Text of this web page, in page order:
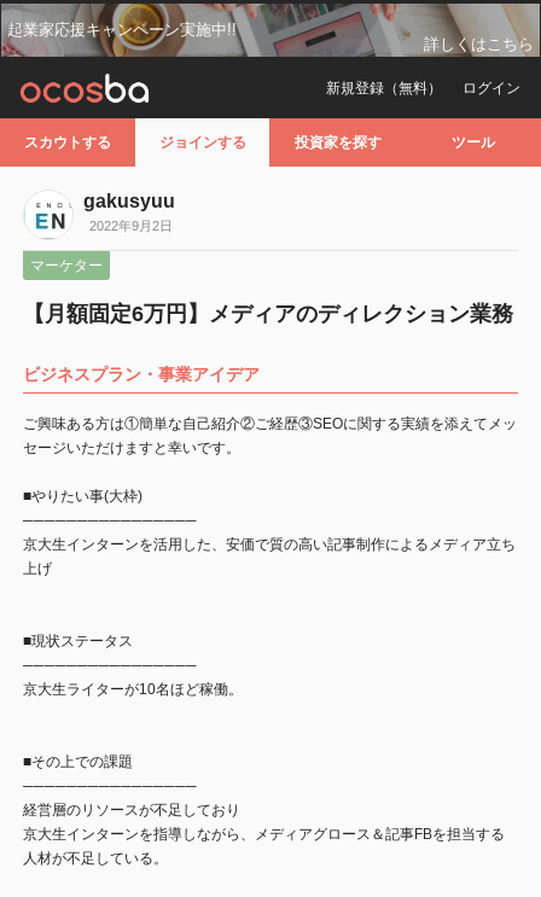
起業家応援キャンペーン実施中!!
詳しくはこちら
ログイン
新規登録（無料）
スカウトする ジョインする 投資家を探す ツール
gakusyuu
2022年9月2日
マーケター
【月額固定6万円】メディアのディレクション業務
ビジネスプラン・事業アイデア
ご興味ある方は①簡単な自己紹介②ご経歴③SEOに関する実績を添えてメッ
セージいただけますと幸いです。
■やりたい事(大枠)
────────────────
京大生インターンを活用した、安価で質の高い記事制作によるメディア立ち
上げ
■現状ステータス
────────────────
京大生ライターが10名ほど稼働。
■その上での課題
────────────────
経営層のリソースが不足しており
京大生インターンを指導しながら、メディアグロース＆記事FBを担当する
人材が不足している。